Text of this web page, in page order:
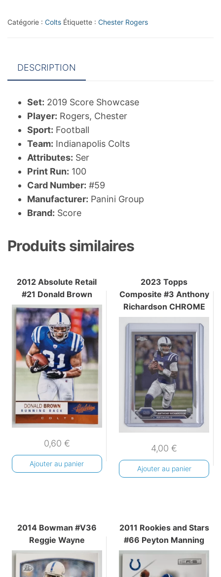
Catégorie : Colts Étiquette : Chester Rogers
DESCRIPTION
Set: 2019 Score Showcase
Player: Rogers, Chester
Sport: Football
Team: Indianapolis Colts
Attributes: Ser
Print Run: 100
Card Number: #59
Manufacturer: Panini Group
Brand: Score
Produits similaires
2012 Absolute Retail
#21 Donald Brown
0,60 €
Ajouter au panier
2023 Topps
Composite #3 Anthony
Richardson CHROME
4,00€
Ajouter au panier
2014 Bowman #V36
Reggie Wayne
2011 Rookies and Stars
#66 Peyton Manning